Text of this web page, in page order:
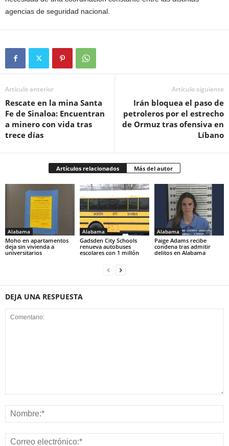
agencias de seguridad nacional.
Artículo anterior
Rescate en la mina Santa
Fe de Sinaloa: Encuentran
a minero con vida tras
trece días
Artículo siguiente
Irán bloquea el paso de
petroleros por el estrecho
de Ormuz tras ofensiva en
Líbano
Artículos relacionados Más del autor
Alabama
Moho en apartamentos
deja sin vivienda a
universitarios
Alabama
Gadsden City Schools
renueva autobuses
escolares con 1 millón
Alabama
Paige Adams recibe
condena tras admitir
delitos en Alabama
DEJA UNA RESPUESTA